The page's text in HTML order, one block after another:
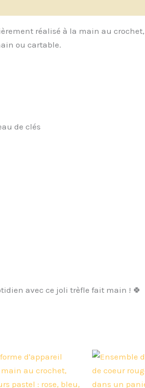
réalisé à la main au
ou cartable.
de clés
avec ce joli trèfle fait main ! 🍀
Ce
produit
a